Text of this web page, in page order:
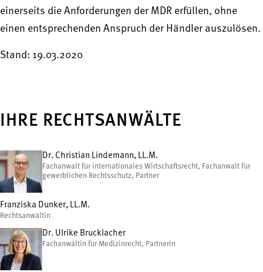
einerseits die Anforderungen der MDR erfüllen, ohne
einen entsprechenden Anspruch der Händler auszulösen.
Stand: 19.03.2020
IHRE RECHTSANWÄLTE
Dr. Christian Lindemann, LL.M.
Fachanwalt für internationales Wirtschaftsrecht, Fachanwalt für
gewerblichen Rechtsschutz, Partner
Franziska Dunker, LL.M.
Rechtsanwältin
Dr. Ulrike Brucklacher
Fachanwältin für Medizinrecht, Partnerin